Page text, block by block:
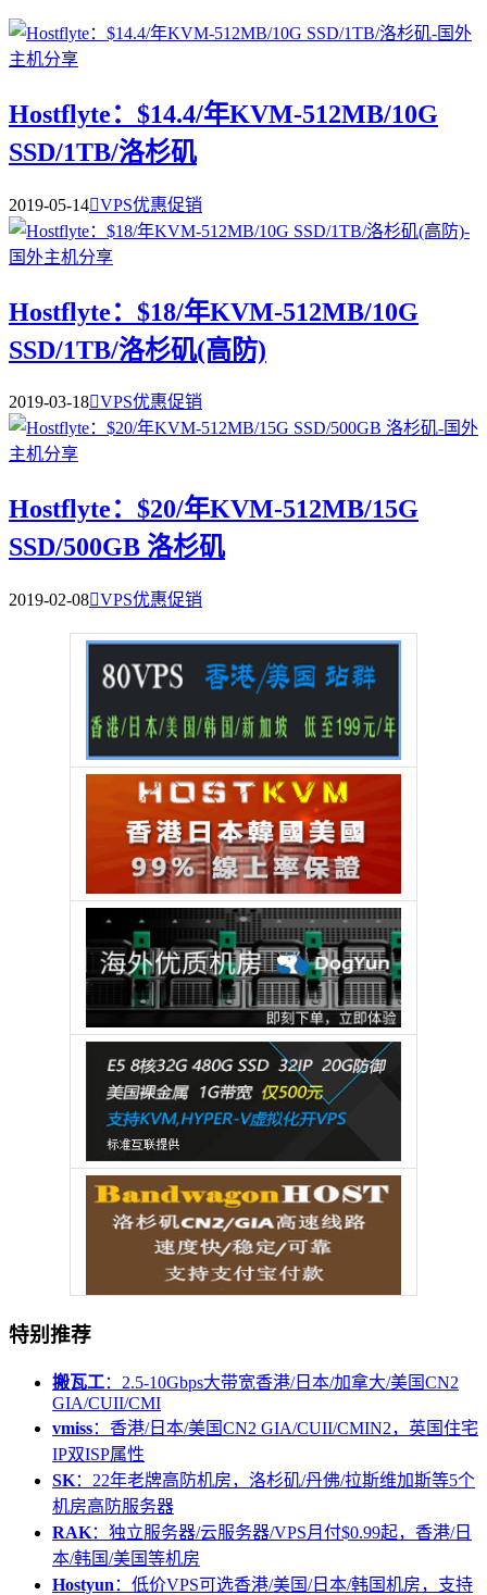
Hostflyte：$14.4/年KVM-512MB/10G
SSD/1TB/洛杉矶
2019-05-14VPS优惠促销
Hostflyte：$18/年KVM-512MB/10G
SSD/1TB/洛杉矶(高防)
2019-03-18VPS优惠促销
Hostflyte：$20/年KVM-512MB/15G
SSD/500GB 洛杉矶
2019-02-08VPS优惠促销
特别推荐
搬瓦工：2.5-10Gbps大带宽香港/日本/加拿大/美国CN2
GIA/CUII/CMI
vmiss：香港/日本/美国CN2 GIA/CUII/CMIN2，英国住宅
IP双ISP属性
SK：22年老牌高防机房，洛杉矶/丹佛/拉斯维加斯等5个
机房高防服务器
RAK：独立服务器/云服务器/VPS月付$0.99起，香港/日
本/韩国/美国等机房
Hostyun ：低价VPS可选香港/美国/日本/韩国机房，支持